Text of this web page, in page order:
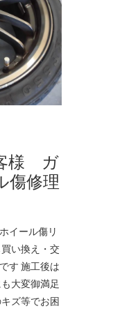
様 ガ
傷修理
イール傷リ
い換え・交
す 施工後は
大変御満足
ズ等でお困